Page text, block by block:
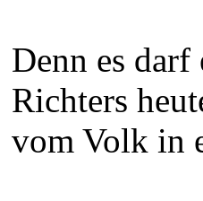
Denn es
Richters
vom Volk in